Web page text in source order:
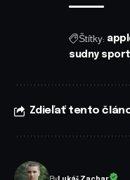
Štítky:
sudny sport
Zdieľať tento